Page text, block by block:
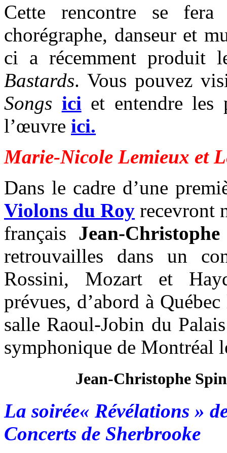
Cette rencontre se
chorégraphe, danseur et
ci a récemment produit
Bastards. Vous pouvez
Songs ici et entendre les
l’œuvre ici.
Marie-Nicole Lemieux et
Dans le cadre d’une
Violons du Roy recevront
français Jean-
retrouvailles dans un
Rossini, Mozart et
prévues, d’abord à
salle Raoul-Jobin du
symphonique de Montréal
Jean-Christophe
La soirée« Révélations »
Concerts de Sherbrooke